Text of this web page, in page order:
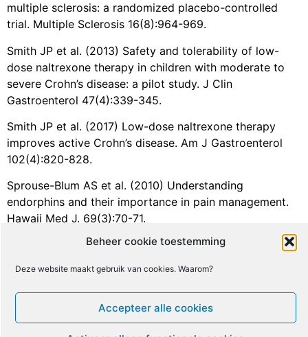
Beheer cookie toestemming
Deze website maakt gebruik van cookies. Waarom?
Accepteer alle cookies
multiple sclerosis: a randomized placebo-controlled
trial. Multiple Sclerosis 16(8):964-969.
Smith JP et al. (2013) Safety and tolerability of low-
dose naltrexone therapy in children with moderate to
severe Crohn’s disease: a pilot study. J Clin
Gastroenterol 47(4):339-345.
Smith JP et al. (2017) Low-dose naltrexone therapy
improves active Crohn’s disease. Am J Gastroenterol
102(4):820-828.
Sprouse-Blum AS et al. (2010) Understanding
endorphins and their importance in pain management.
Hawaii Med J. 69(3):70-71.
Toljan K et al. (2018) Low-Dose Naltrexone (LDN)-
Weinstock LB et al. (2016) Identification and Treatment
of New Inflammatory Triggers for Complex Regional